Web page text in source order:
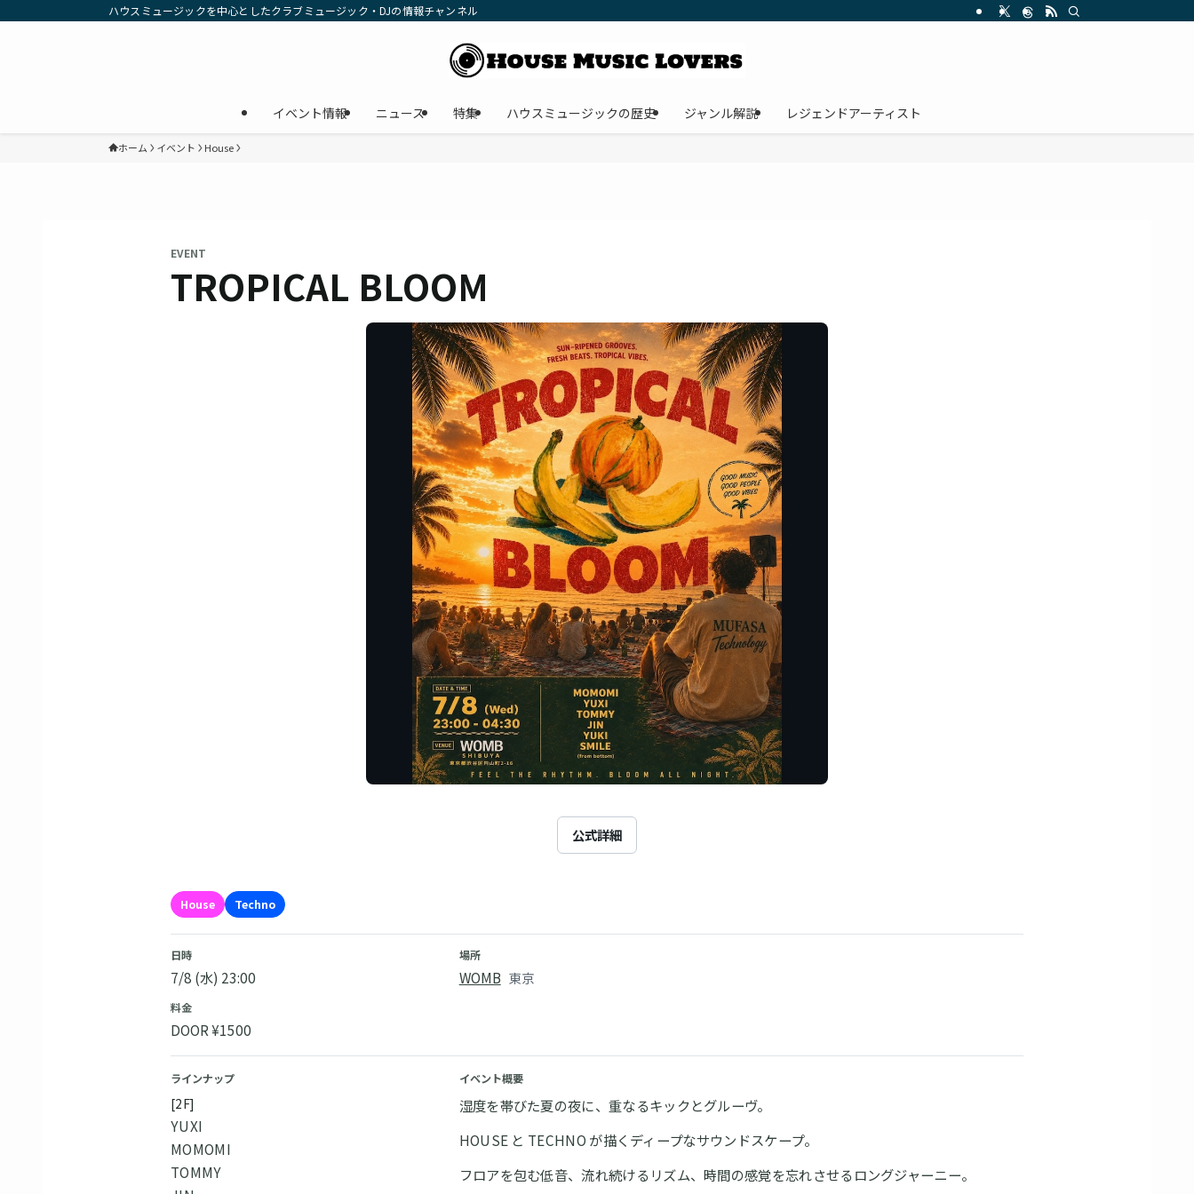
ハウスミュージックを中心としたクラブミュージック・DJの情報チャンネル
イベント情報 ニュース 特集 ハウスミュージックの歴史 ジャンル解説 レジェンドアーティスト
ホーム イベント House
EVENT
TROPICAL BLOOM
公式詳細
House Techno
日時
7/8 (水) 23:00
場所
WOMB 東京
料金
DOOR ¥1500
ラインナップ
[2F]
YUXI
MOMOMI
TOMMY
イベント概要
湿度を帯びた夏の夜に、重なるキックとグルーヴ。
HOUSE と TECHNO が描くディープなサウンドスケープ。
フロアを包む低音、流れ続けるリズム、時間の感覚を忘れさせるロングジャーニー。